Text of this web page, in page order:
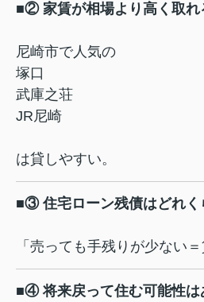
■② 家賃が相場より高く取れ
尼崎市で人気の
塚口
武庫之荘
JR尼崎
は貸しやすい。
■③ 住宅ローン残債はどれく
「売っても手残りが少ない
■④ 将来戻って住む可能性は